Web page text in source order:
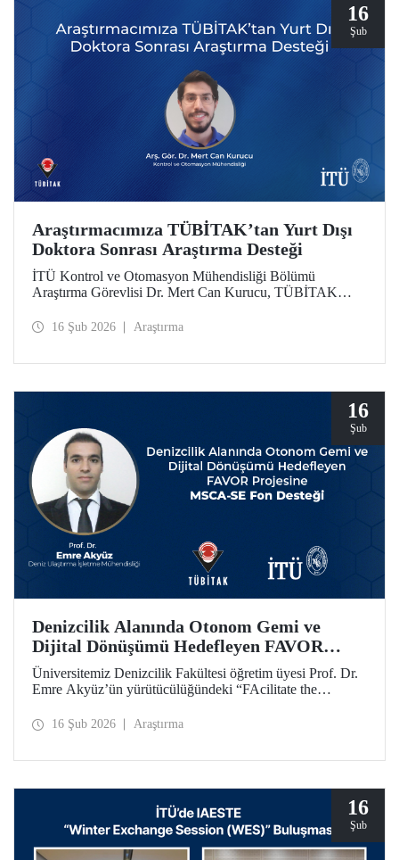
16
Şub
Araştırmacımıza TÜBİTAK’tan Yurt Dışı
Doktora Sonrası Araştırma Desteği
İTÜ Kontrol ve Otomasyon Mühendisliği Bölümü
Araştırma Görevlisi Dr. Mert Can Kurucu, TÜBİTAK
kapsamında desteklenmeye hak kazandı. Dr. Kurucu,
16 Şub 2026 Araştırma
16
Şub
Denizcilik Alanında Otonom Gemi ve
Dijital Dönüşümü Hedefleyen FAVOR
Projesine MSCA-SE Fon Desteği
Üniversitemiz Denizcilik Fakültesi öğretim üyesi Prof. Dr.
Emre Akyüz’ün yürütücülüğündeki “FAcilitate the
(FAVOR)” başlıklı 1.182.360 avro bütçeli AB HORIZON
16 Şub 2026 Araştırma
16
Şub